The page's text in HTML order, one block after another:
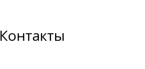
Контакты